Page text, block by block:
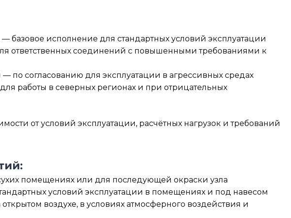
базовое исполнение для стандартных условий эксплуатации
ответственных соединений с повышенными требованиями к
по согласованию для эксплуатации в агрессивных средах
работы в северных регионах и при отрицательных
от условий эксплуатации, расчётных нагрузок и требований
помещениях или для последующей окраски узла
условий эксплуатации в помещениях и под навесом
воздухе, в условиях атмосферного воздействия и